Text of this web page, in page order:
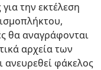
την εκτέλεση
θα αναγράφονται
αρχεία των
ανευρεθεί φάκελος